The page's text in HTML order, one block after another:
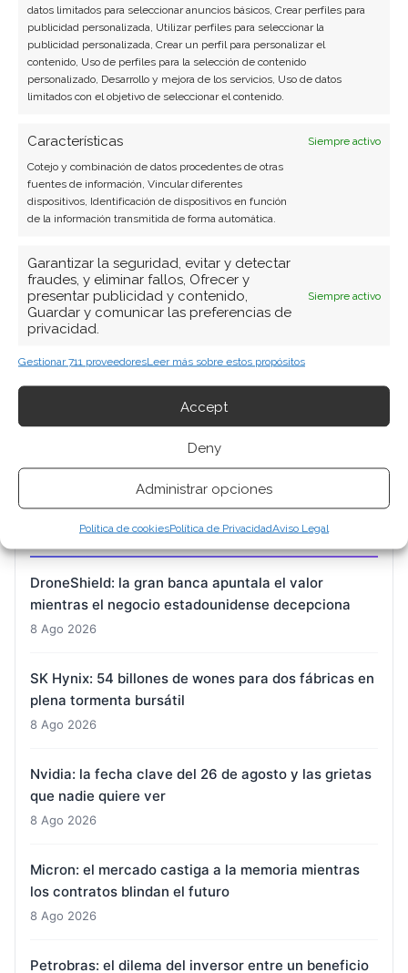
datos limitados para seleccionar anuncios básicos, Crear perfiles para
publicidad personalizada, Utilizar perfiles para seleccionar la
publicidad personalizada, Crear un perfil para personalizar el
contenido, Uso de perfiles para la selección de contenido
personalizado, Desarrollo y mejora de los servicios, Uso de datos
limitados con el objetivo de seleccionar el contenido.
Características
Siempre activo
Cotejo y combinación de datos procedentes de otras
fuentes de información, Vincular diferentes
dispositivos, Identificación de dispositivos en función
de la información transmitida de forma automática.
Garantizar la seguridad, evitar y detectar
fraudes, y eliminar fallos, Ofrecer y
presentar publicidad y contenido,
Guardar y comunicar las preferencias de
privacidad.
Siempre activo
Gestionar 711 proveedoresLeer más sobre estos propósitos
Accept
Deny
Administrar opciones
Política de cookiesPolítica de PrivacidadAviso Legal
ARTÍCULOS RECIENTES
DroneShield: la gran banca apuntala el valor
mientras el negocio estadounidense decepciona
8 Ago 2026
SK Hynix: 54 billones de wones para dos fábricas en
plena tormenta bursátil
8 Ago 2026
Nvidia: la fecha clave del 26 de agosto y las grietas
que nadie quiere ver
8 Ago 2026
Micron: el mercado castiga a la memoria mientras
los contratos blindan el futuro
8 Ago 2026
Petrobras: el dilema del inversor entre un beneficio